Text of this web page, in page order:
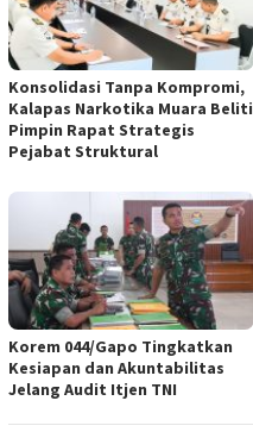
Konsolidasi Tanpa Kompromi,
Kalapas Narkotika Muara Beliti
Pimpin Rapat Strategis
Pejabat Struktural
Korem 044/Gapo Tingkatkan
Kesiapan dan Akuntabilitas
Jelang Audit Itjen TNI